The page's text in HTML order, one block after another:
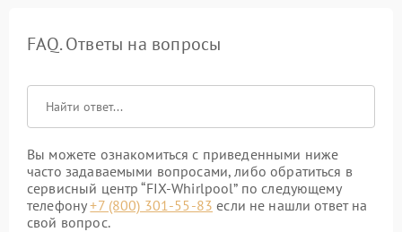
FAQ. Ответы на вопросы
Вы можете ознакомиться с приведенными ниже
часто задаваемыми вопросами, либо обратиться в
сервисный центр “FIX-Whirlpool” по следующему
телефону+7 (800) 301-55-83 если не нашли ответ на
свой вопрос.